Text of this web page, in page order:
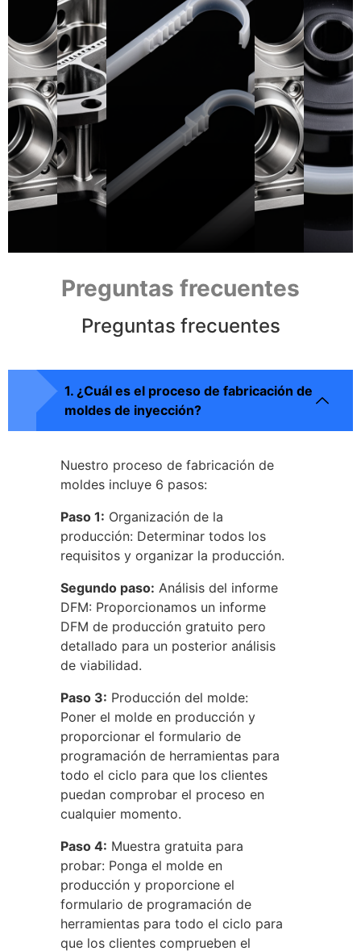
Preguntas frecuentes
Preguntas frecuentes
1. ¿Cuál es el proceso de fabricación de
moldes de inyección?
Nuestro proceso de fabricación de
moldes incluye 6 pasos:
Paso 1: Organización de la
producción: Determinar todos los
requisitos y organizar la producción.
Segundo paso: Análisis del informe
DFM: Proporcionamos un informe
DFM de producción gratuito pero
detallado para un posterior análisis
de viabilidad.
Paso 3: Producción del molde:
Poner el molde en producción y
proporcionar el formulario de
programación de herramientas para
todo el ciclo para que los clientes
puedan comprobar el proceso en
cualquier momento.
Paso 4: Muestra gratuita para
probar: Ponga el molde en
producción y proporcione el
formulario de programación de
herramientas para todo el ciclo para
que los clientes comprueben el